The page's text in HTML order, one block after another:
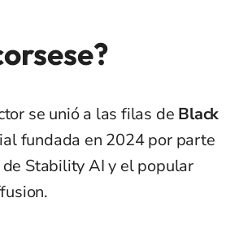
se unió a las filas de Black
fundada en 2024 por parte
Stability AI y el popular